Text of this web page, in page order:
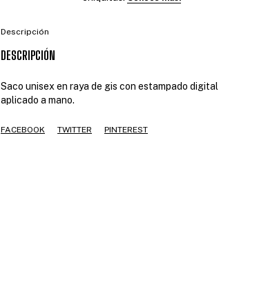
Descripción
DESCRIPCIÓN
Saco unisex en raya de gis con estampado digital
aplicado a mano.
FACEBOOK TWITTER PINTEREST